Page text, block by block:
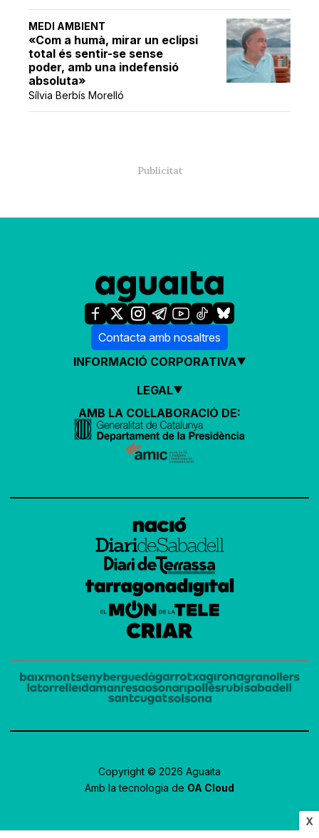
X
MEDI AMBIENT
«Com a humà, mirar un eclipsi
total és sentir-se sense
poder, amb una indefensió
absoluta»
Sílvia Berbís Morelló
Contacta amb nosaltres
INFORMACIÓ CORPORATIVA
LEGAL
AMB LA COL·LABORACIÓ DE:
Copyright © 2026 Aguaita
Amb la tecnologia de OA Cloud